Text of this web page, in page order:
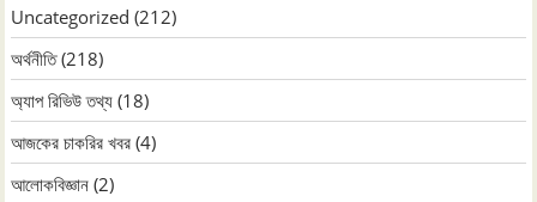
Uncategorized (212)
অর্থনীতি(218)
অ্যাপ রিভিউ তথ্য (18)
আজকের চাকরির খবর (4)
আলোকবিজ্ঞান (2)